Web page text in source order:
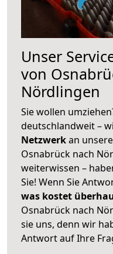
Unser
von
Nördlingen
Sie wollen
deutschlandweit –
Netzwerkan
Osnabrück nach
weiterwissen –
Sie! Wenn Sie
was kostet
Osnabrück nach
sie uns, denn wir
Antwort auf Ihre